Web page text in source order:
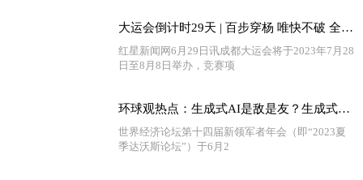
大运会倒计时29天 | 百步穿杨 唯快不破 全球快资讯
红星新闻网6月29日讯成都大运会将于2023年7月28
日至8月8日举办，竞赛项
环球观热点：生成式AI是敌是友？生成式AI的未来在哪？听他们的答案……
世界经济论坛第十四届新领军者年会（即“2023夏
季达沃斯论坛”）于6月2